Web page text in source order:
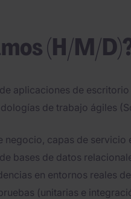
(H/M/
aplicaciones de
de trabajo ágiles
negocio, capas de servicio
bases de datos
en entornos reales
(unitarias e